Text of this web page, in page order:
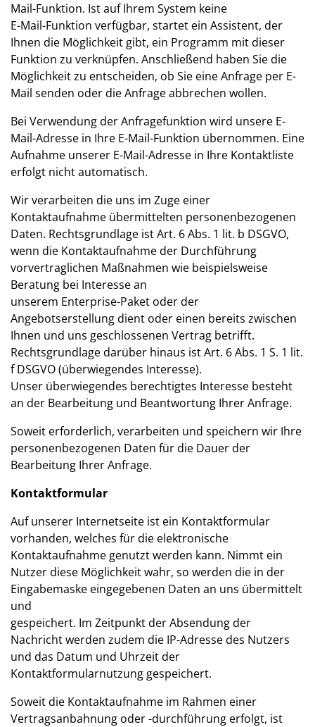
Mail-Funktion. Ist auf Ihrem System keine
E-Mail-Funktion verfügbar, startet ein Assistent, der
Ihnen die Möglichkeit gibt, ein Programm mit dieser
Funktion zu verknüpfen. Anschließend haben Sie die
Möglichkeit zu entscheiden, ob Sie eine Anfrage per E-
Mail senden oder die Anfrage abbrechen wollen.
Bei Verwendung der Anfragefunktion wird unsere E-
Mail-Adresse in Ihre E-Mail-Funktion übernommen. Eine
Aufnahme unserer E-Mail-Adresse in Ihre Kontaktliste
erfolgt nicht automatisch.
Wir verarbeiten die uns im Zuge einer
Kontaktaufnahme übermittelten personenbezogenen
Daten. Rechtsgrundlage ist Art. 6 Abs. 1 lit. b DSGVO,
wenn die Kontaktaufnahme der Durchführung
vorvertraglichen Maßnahmen wie beispielsweise
Beratung bei Interesse an
unserem Enterprise-Paket oder der
Angebotserstellung dient oder einen bereits zwischen
Ihnen und uns geschlossenen Vertrag betrifft.
Rechtsgrundlage darüber hinaus ist Art. 6 Abs. 1 S. 1 lit.
f DSGVO (überwiegendes Interesse).
Unser überwiegendes berechtigtes Interesse besteht
an der Bearbeitung und Beantwortung Ihrer Anfrage.
Soweit erforderlich, verarbeiten und speichern wir Ihre
personenbezogenen Daten für die Dauer der
Bearbeitung Ihrer Anfrage.
Kontaktformular
Auf unserer Internetseite ist ein Kontaktformular
vorhanden, welches für die elektronische
Kontaktaufnahme genutzt werden kann. Nimmt ein
Nutzer diese Möglichkeit wahr, so werden die in der
Eingabemaske eingegebenen Daten an uns übermittelt
und
gespeichert. Im Zeitpunkt der Absendung der
Nachricht werden zudem die IP-Adresse des Nutzers
und das Datum und Uhrzeit der
Kontaktformularnutzung gespeichert.
Soweit die Kontaktaufnahme im Rahmen einer
Vertragsanbahnung oder -durchführung erfolgt, ist